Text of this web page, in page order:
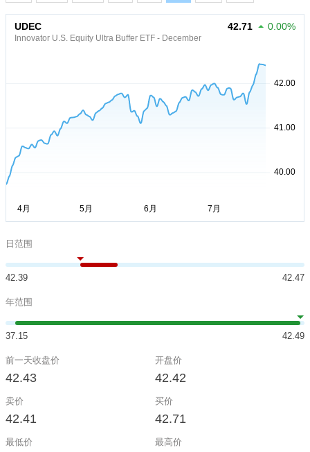
UDEC
Innovator U.S. Equity Ultra Buffer ETF - December
42.71 0.00%
日范围
42.39 42.47
年范围
37.15 42.49
前一天收盘价
42.43
开盘价
42.42
卖价
42.41
买价
42.71
最低价 最高价